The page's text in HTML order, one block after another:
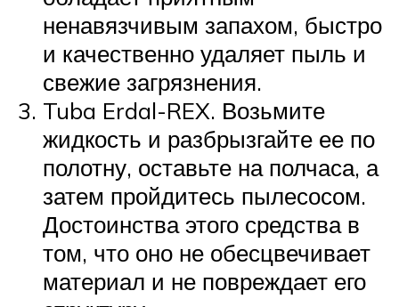
ненавязчивым запахом, быстро
и качественно удаляет пыль и
свежие загрязнения.
Tuba Erdal-REX. Возьмите
жидкость и разбрызгайте ее по
полотну, оставьте на полчаса, а
затем пройдитесь пылесосом.
Достоинства этого средства в
том, что оно не обесцвечивает
материал и не повреждает его